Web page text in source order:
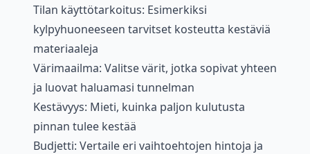
Tilan käyttötarkoitus: Esimerkiksi
kylpyhuoneeseen tarvitset kosteutta kestäviä
materiaaleja
Värimaailma: Valitse värit, jotka sopivat yhteen
ja luovat haluamasi tunnelman
Kestävyys: Mieti, kuinka paljon kulutusta
pinnan tulee kestää
Budjetti: Vertaile eri vaihtoehtojen hintoja ja